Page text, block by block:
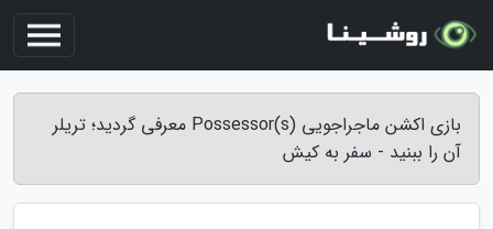
بازی اکشن ماجراجویی Possessor(s) معرفی گردید؛ تریلر
آن را ببنید - سفر به کیش